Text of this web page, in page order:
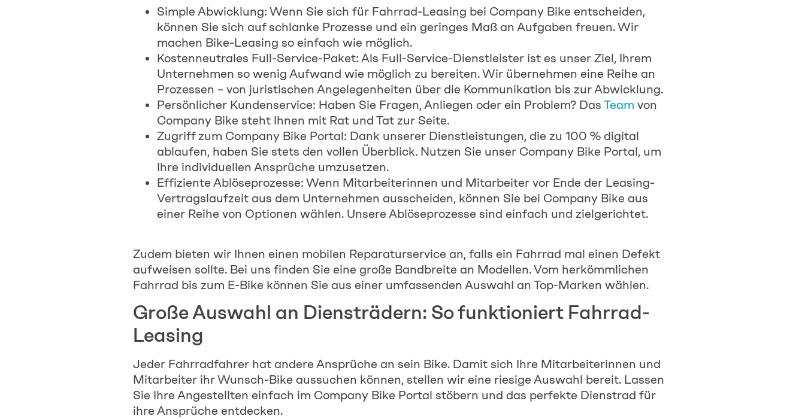
Simple Abwicklung: Wenn Sie sich für Fahrrad-Leasing bei Company Bike entscheiden,
können Sie sich auf schlanke Prozesse und ein geringes Maß an Aufgaben freuen. Wir
machen Bike-Leasing so einfach wie möglich.
Kostenneutrales Full-Service-Paket: Als Full-Service-Dienstleister ist es unser Ziel, Ihrem
Unternehmen so wenig Aufwand wie möglich zu bereiten. Wir übernehmen eine Reihe an
Prozessen – von juristischen Angelegenheiten über die Kommunikation bis zur Abwicklung.
Persönlicher Kundenservice: Haben Sie Fragen, Anliegen oder ein Problem? Das Team von
Company Bike steht Ihnen mit Rat und Tat zur Seite.
Zugriff zum Company Bike Portal: Dank unserer Dienstleistungen, die zu 100 % digital
ablaufen, haben Sie stets den vollen Überblick. Nutzen Sie unser Company Bike Portal, um
Ihre individuellen Ansprüche umzusetzen.
Effiziente Ablöseprozesse: Wenn Mitarbeiterinnen und Mitarbeiter vor Ende der Leasing-
Vertragslaufzeit aus dem Unternehmen ausscheiden, können Sie bei Company Bike aus
einer Reihe von Optionen wählen. Unsere Ablöseprozesse sind einfach und zielgerichtet.
Zudem bieten wir Ihnen einen mobilen Reparaturservice an, falls ein Fahrrad mal einen Defekt
aufweisen sollte. Bei uns finden Sie eine große Bandbreite an Modellen. Vom herkömmlichen
Fahrrad bis zum E-Bike können Sie aus einer umfassenden Auswahl an Top-Marken wählen.
Große Auswahl an Diensträdern: So funktioniert Fahrrad-
Leasing
Jeder Fahrradfahrer hat andere Ansprüche an sein Bike. Damit sich Ihre Mitarbeiterinnen und
Mitarbeiter ihr Wunsch-Bike aussuchen können, stellen wir eine riesige Auswahl bereit. Lassen
Sie Ihre Angestellten einfach im Company Bike Portal stöbern und das perfekte Dienstrad für
ihre Ansprüche entdecken.